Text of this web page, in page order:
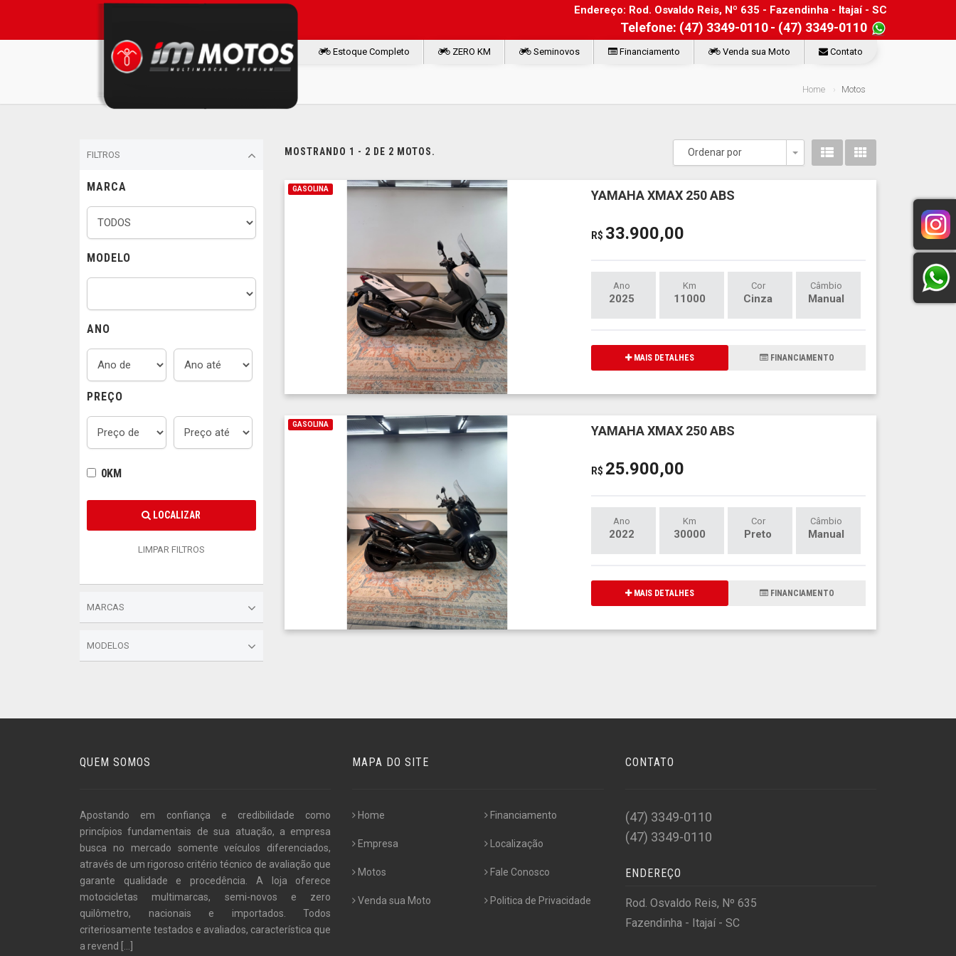
Endereço: Rod. Osvaldo Reis, Nº 635 - Fazendinha - Itajaí - SC
Telefone: (47) 3349-0110- (47) 3349-0110
Estoque Completo ZERO KM Seminovos Financiamento Venda sua Moto Contato
Home Motos
FILTROS
MARCA
MODELO
ANO
PREÇO
0KM
LOCALIZAR
LIMPAR FILTROS
MARCAS
MODELOS
MOSTRANDO 1 - 2 DE 2 MOTOS. Ordenar por
Toggle Dropdown
GASOLINA YAMAHA XMAX 250 ABS
R$ 33.900,00
Ano
2025
Km
11000
Cor
Cinza
Câmbio
Manual
MAIS DETALHES FINANCIAMENTO
GASOLINA YAMAHA XMAX 250 ABS
R$ 25.900,00
Ano
2022
Km
30000
Cor
Preto
Câmbio
Manual
MAIS DETALHES FINANCIAMENTO
QUEM SOMOS
Apostando em confiança e credibilidade como
princípios fundamentais de sua atuação, a empresa
busca no mercado somente veículos diferenciados,
através de um rigoroso critério técnico de avaliação que
garante qualidade e procedência. A loja oferece
motocicletas multimarcas, semi-novos e zero
quilômetro, nacionais e importados. Todos
criteriosamente testados e avaliados, característica que
a revend
MAPA DO SITE
Home
Empresa
Motos
Venda sua Moto
Financiamento
Localização
Fale Conosco
Politica de Privacidade
CONTATO
(47) 3349-0110
(47) 3349-0110
ENDEREÇO
Rod. Osvaldo Reis, Nº 635
Fazendinha - Itajaí - SC